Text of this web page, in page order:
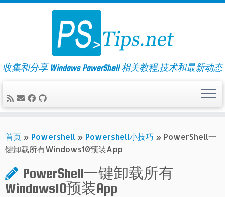
Skip
收集和分享 Windows PowerShell 相关教程,技术和最新动态
首页 » Powershell » Powershell小技巧 » PowerShell一
键卸载所有Windows10预装App
PowerShell一键卸载所有
Windows10预装App